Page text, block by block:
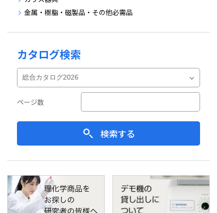
金属・樹脂・磁製品・その他必需品
カタログ検索
ページ数
検索する